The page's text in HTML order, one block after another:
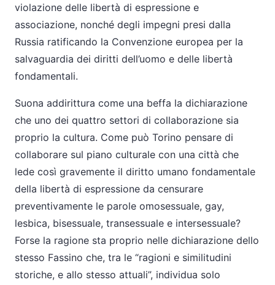
violazione delle libertà di espressione e
associazione, nonché degli impegni presi dalla
Russia ratificando la Convenzione europea per la
salvaguardia dei diritti dell’uomo e delle libertà
fondamentali.
Suona addirittura come una beffa la dichiarazione
che uno dei quattro settori di collaborazione sia
proprio la cultura. Come può Torino pensare di
collaborare sul piano culturale con una città che
lede così gravemente il diritto umano fondamentale
della libertà di espressione da censurare
preventivamente le parole omosessuale, gay,
lesbica, bisessuale, transessuale e intersessuale?
Forse la ragione sta proprio nelle dichiarazione dello
stesso Fassino che, tra le “ragioni e similitudini
storiche, e allo stesso attuali”, individua solo